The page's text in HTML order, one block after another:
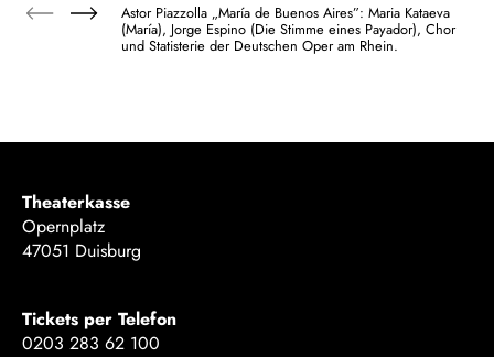
Astor Piazzolla „María de Buenos Aires”: Maria Kataeva
(María), Jorge Espino (Die Stimme eines Payador), Chor
und Statisterie der Deutschen Oper am Rhein.
Theaterkasse
Opernplatz
47051 Duisburg
Tickets per Telefon
0203 283 62 100